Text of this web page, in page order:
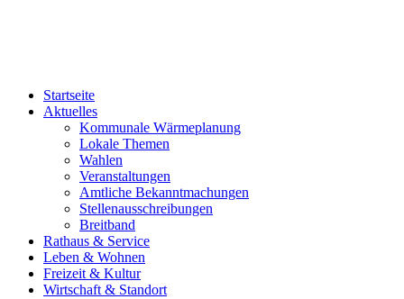
Startseite
Aktuelles
Kommunale Wärmeplanung
Lokale Themen
Wahlen
Veranstaltungen
Amtliche Bekanntmachungen
Stellenausschreibungen
Breitband
Rathaus & Service
Leben & Wohnen
Freizeit & Kultur
Wirtschaft & Standort